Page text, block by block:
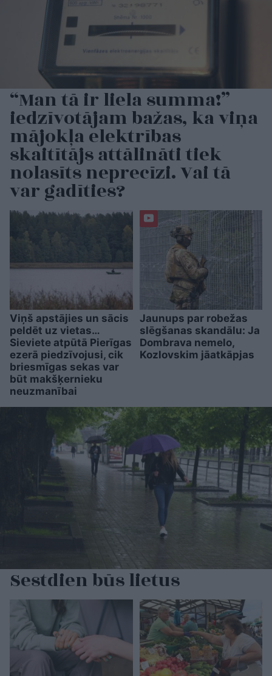
“Man tā ir liela summa!”
iedzīvotājam bažas, ka viņa
mājokļa elektrības
skaitītājs attālināti tiek
nolasīts neprecīzi. Vai tā
var gadīties?
Viņš apstājies un sācis
peldēt uz vietas…
Sieviete atpūtā Pierīgas
ezerā piedzīvojusi, cik
briesmīgas sekas var
būt makšķernieku
neuzmanībai
Jaunups par robežas
slēgšanas skandālu: Ja
Dombrava nemelo,
Kozlovskim jāatkāpjas
Sestdien būs lietus